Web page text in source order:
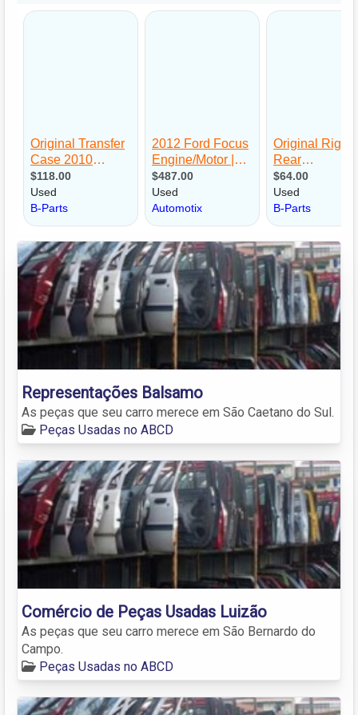
Representações Balsamo
As peças que seu carro merece em São Caetano do Sul.
Peças Usadas no ABCD
Comércio de Peças Usadas Luizão
As peças que seu carro merece em São Bernardo do
Campo.
Peças Usadas no ABCD